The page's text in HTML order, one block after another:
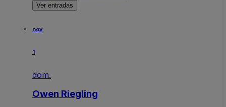
Ver entradas
nov
1
dom.
Owen Riegling